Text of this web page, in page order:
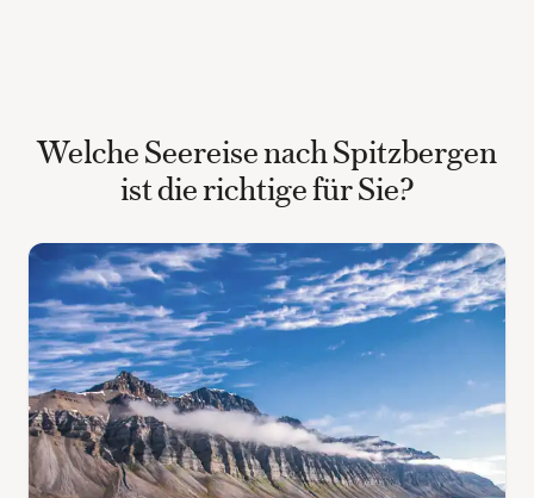
Welche Seereise nach Spitzbergen
ist die richtige für Sie?